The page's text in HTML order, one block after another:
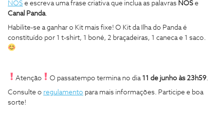
NOS e escreva uma frase criativa que inclua as palavras NOS e
Canal Panda.
Habilite-se a ganhar o Kit mais fixe! O Kit da Ilha do Panda é
constituído por 1 t-shirt, 1 boné, 2 braçadeiras, 1 caneca e 1 saco.
Atenção O passatempo termina no dia 11 de junho às 23h59.
Consulte o regulamento para mais informações. Participe e boa
sorte!